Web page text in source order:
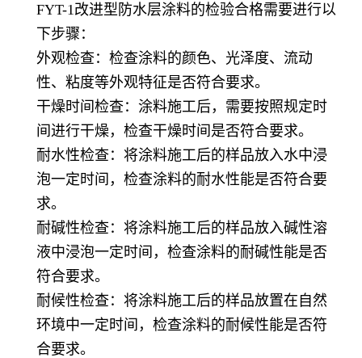
FYT-1改进型防水层涂料的检验合格需要进行以
下步骤：
外观检查：检查涂料的颜色、光泽度、流动
性、粘度等外观特征是否符合要求。
干燥时间检查：涂料施工后，需要按照规定时
间进行干燥，检查干燥时间是否符合要求。
耐水性检查：将涂料施工后的样品放入水中浸
泡一定时间，检查涂料的耐水性能是否符合要
求。
耐碱性检查：将涂料施工后的样品放入碱性溶
液中浸泡一定时间，检查涂料的耐碱性能是否
符合要求。
耐候性检查：将涂料施工后的样品放置在自然
环境中一定时间，检查涂料的耐候性能是否符
合要求。